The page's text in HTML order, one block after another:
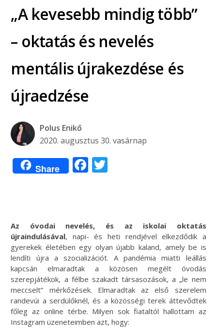
„A kevesebb mindig több”
– oktatás és nevelés
mentális újrakezdése és
újraedzése
Polus Enikő
2020. augusztus 30. vasárnap
Share Facebook
Az óvodai nevelés, és az iskolai oktatás
újraindulásával, napi- és heti rendjével elkezdődik a
gyerekek életében egy olyan újabb kaland, amely be is
lendíti újra a szocializációt. A pandémia miatti leállás
kapcsán elmaradtak a közösen megélt óvodás
szerepjátékok, a félbe szakadt társasozások, a „le nem
meccselt” mérkőzések. Elmaradtak az első szerelem
randevúi a serdülőknél, és a közösségi terek áttevődtek
főleg az online térbe. Milyen sok fiataltól hallottam az
Instagram üzeneteimben azt, hogy: